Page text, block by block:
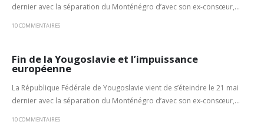
dernier avec la séparation du Monténégro d’avec son ex-consœur,...
10 COMMENTAIRES
Fin de la Yougoslavie et l’impuissance
européenne
La République Fédérale de Yougoslavie vient de s’éteindre le 21 mai
dernier avec la séparation du Monténégro d’avec son ex-consœur,...
10 COMMENTAIRES